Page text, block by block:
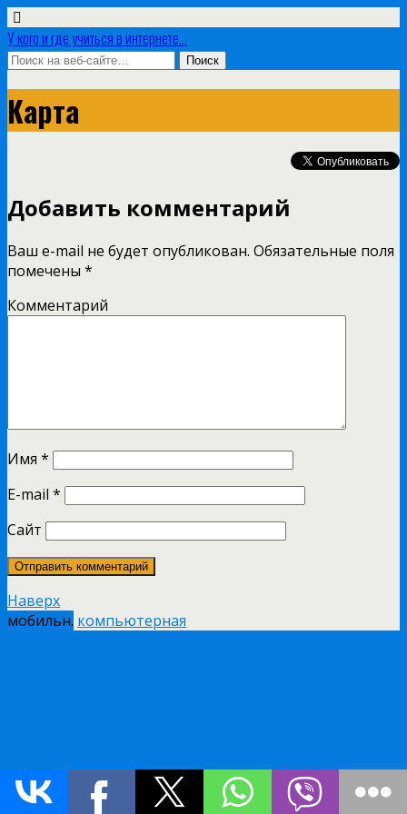
У кого и где учиться в интернете...
Карта
Добавить комментарий
Ваш e-mail не будет опубликован. Обязательные поля
помечены *
Комментарий
Имя *
E-mail *
Сайт
Наверх
мобильн. компьютерная